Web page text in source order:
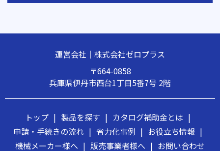
運営会社｜株式会社ゼロプラス
〒664-0858
兵庫県伊丹市西台1丁目5番7号 2階
トップ | 製品を探す | カタログ補助金とは |
申請・手続きの流れ | 省力化事例 | お役立ち情報 |
機械メーカー様へ | 販売事業者様へ | お問い合わせ